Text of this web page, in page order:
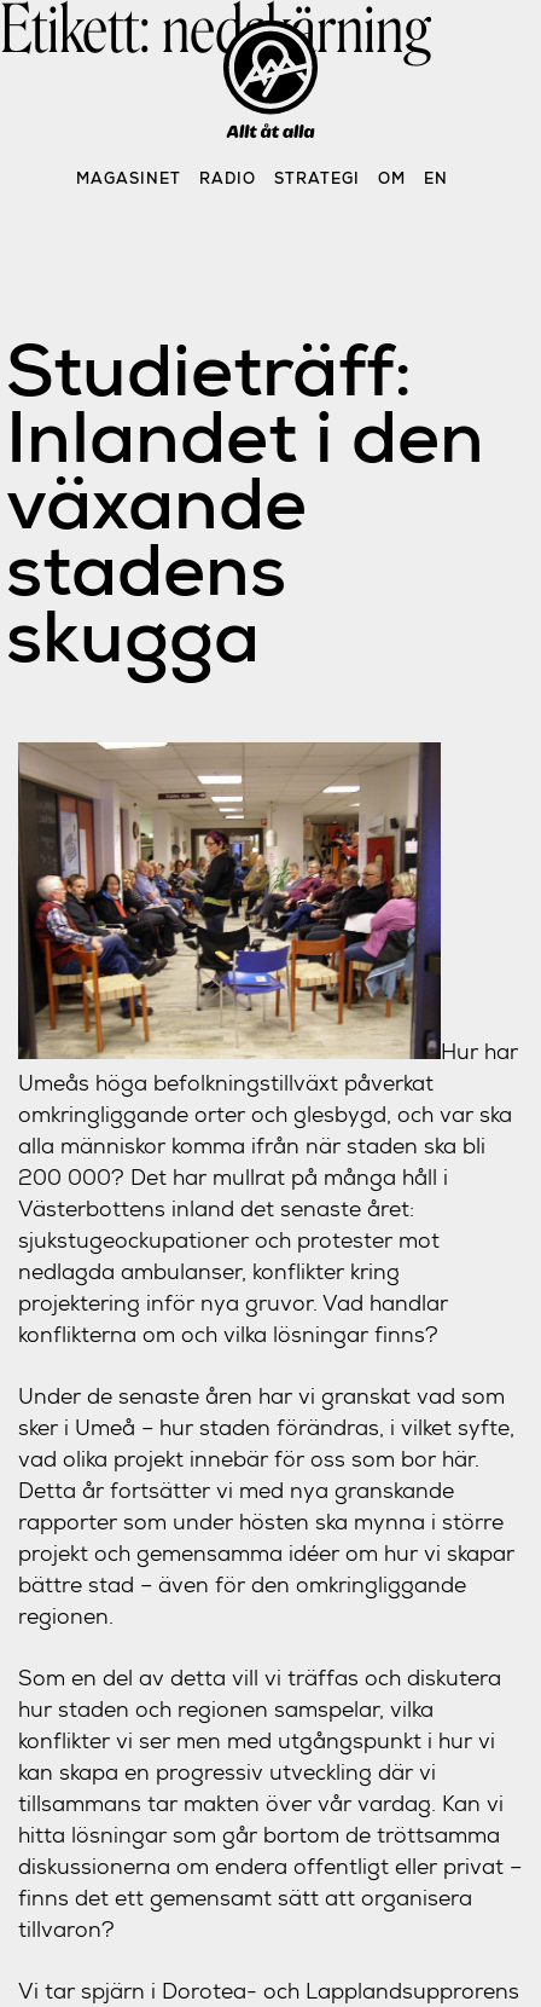
Skip
MAGASINET RADIO STRATEGI OM EN
Etikett:nedskärning
Studieträff:
Inlandet i den
växande
stadens
skugga
Hur har
Umeås höga befolkningstillväxt påverkat
omkringliggande orter och glesbygd, och var ska
alla människor komma ifrån när staden ska bli
200 000? Det har mullrat på många håll i
Västerbottens inland det senaste året:
sjukstugeockupationer och protester mot
nedlagda ambulanser, konflikter kring
projektering inför nya gruvor. Vad handlar
konflikterna om och vilka lösningar finns?
Under de senaste åren har vi granskat vad som
sker i Umeå – hur staden förändras, i vilket syfte,
vad olika projekt innebär för oss som bor här.
Detta år fortsätter vi med nya granskande
rapporter som under hösten ska mynna i större
projekt och gemensamma idéer om hur vi skapar
bättre stad – även för den omkringliggande
regionen.
Som en del av detta vill vi träffas och diskutera
hur staden och regionen samspelar, vilka
konflikter vi ser men med utgångspunkt i hur vi
kan skapa en progressiv utveckling där vi
tillsammans tar makten över vår vardag. Kan vi
hitta lösningar som går bortom de tröttsamma
diskussionerna om endera offentligt eller privat –
finns det ett gemensamt sätt att organisera
tillvaron?
Vi tar spjärn i Dorotea- och Lapplandsupprorens